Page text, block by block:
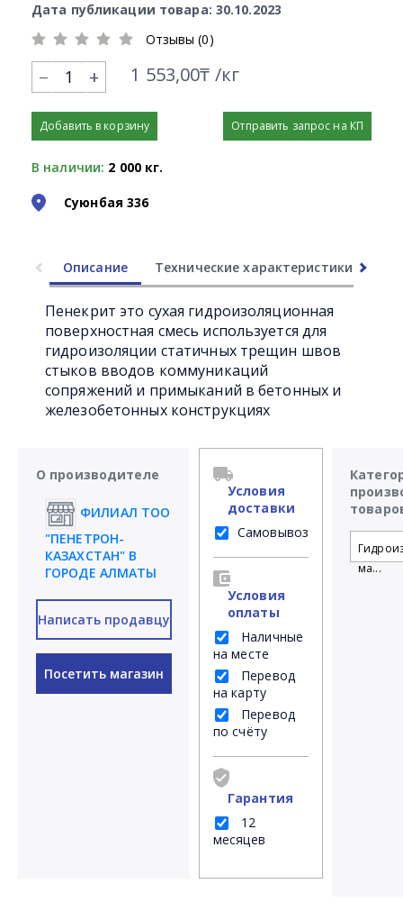
Дата публикации товара: 30.10.2023
Отзывы (0)
+ 1 553,00₸ /кг
Добавить в корзину Отправить запрос на КП
В наличии: 2 000 кг.
Суюнбая 336
Описание Технические характеристики
Пенекрит это сухая гидроизоляционная
поверхностная смесь используется для
гидроизоляции статичных трещин швов
стыков вводов коммуникаций
сопряжений и примыканий в бетонных и
железобетонных конструкциях
О производителе
ФИЛИАЛ ТОО
"ПЕНЕТРОН-
КАЗАХСТАН" В
ГОРОДЕ АЛМАТЫ
Написать продавцу
Посетить магазин
Условия
доставки
Самовывоз
Условия
оплаты
Наличные
на месте
Перевод
на карту
Перевод
по счёту
Гарантия
12
месяцев
ма...